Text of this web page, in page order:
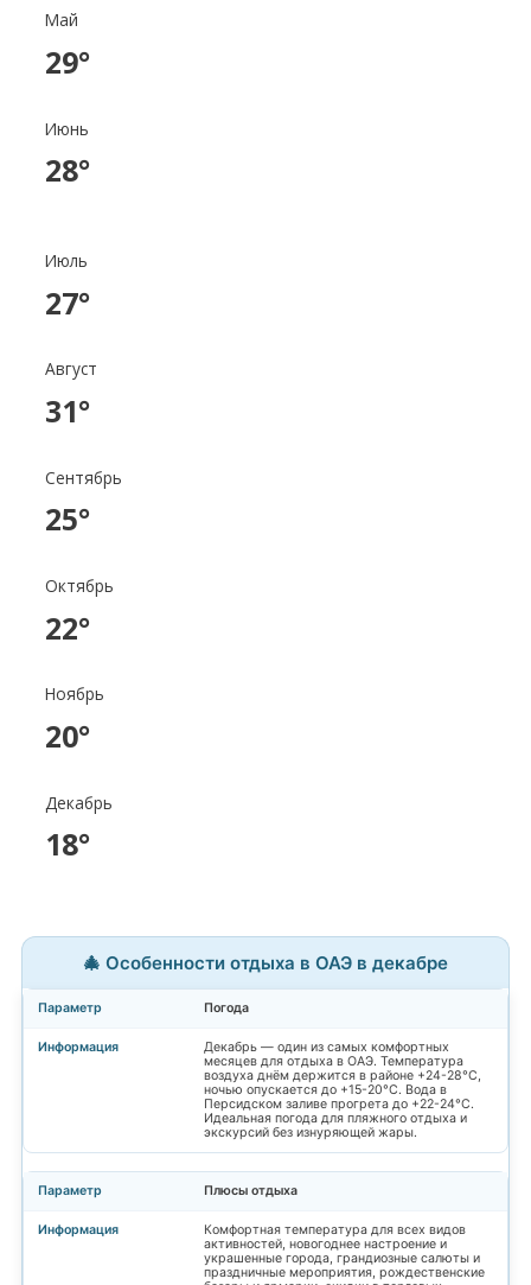
Май
29°
Июнь
28°
Июль
27°
Август
31°
Сентябрь
25°
Октябрь
22°
Ноябрь
20°
Декабрь
18°
🎄 Особенности отдыха в ОАЭ в декабре
Погода
Декабрь — один из самых комфортных
месяцев для отдыха в ОАЭ. Температура
воздуха днём держится в районе +24-28°C,
ночью опускается до +15-20°C. Вода в
Персидском заливе прогрета до +22-24°C.
Идеальная погода для пляжного отдыха и
экскурсий без изнуряющей жары.
Плюсы отдыха
Комфортная температура для всех видов
активностей, новогоднее настроение и
украшенные города, грандиозные салюты и
праздничные мероприятия, рождественские